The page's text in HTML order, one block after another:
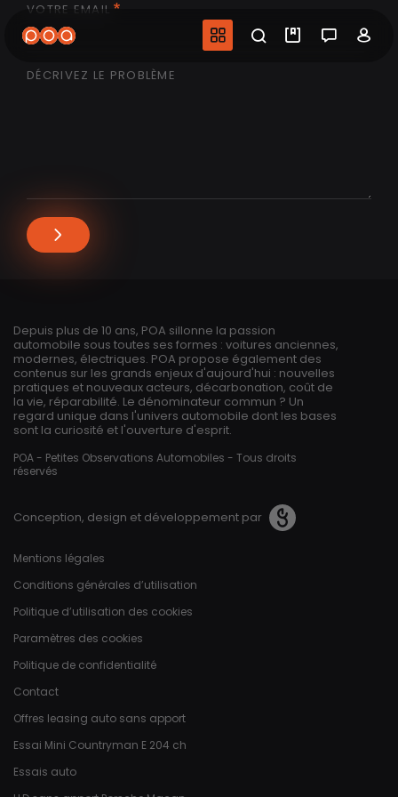
au
contenu
Navigation
Recherche
Mes
VOTRE EMAIL
DÉCRIVEZ LE PROBLÈME
Depuis plus de 10 ans, POA sillonne la passion
automobile sous toutes ses formes : voitures anciennes,
modernes, électriques. POA propose également des
contenus sur les grands enjeux d'aujourd'hui : nouvelles
pratiques et nouveaux acteurs, décarbonation, coût de
la vie, réparabilité. Le dénominateur commun ? Un
regard unique dans l'univers automobile dont les bases
sont la curiosité et l'ouverture d'esprit.
POA - Petites Observations Automobiles - Tous droits
réservés
Conception, design et développement par
Pied de page
Mentions légales
Conditions générales d’utilisation
Politique d’utilisation des cookies
Paramètres des cookies
Politique de confidentialité
Contact
Offres leasing auto sans apport
Essai Mini Countryman E 204 ch
Essais auto